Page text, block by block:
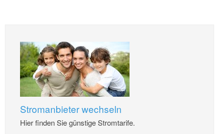
Stromanbieter wechseln
Hier finden Sie günstige Stromtarife.